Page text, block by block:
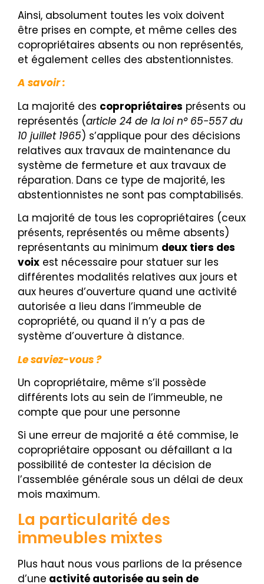
Ainsi, absolument toutes les voix doivent
être prises en compte, et même celles des
copropriétaires absents ou non représentés,
et également celles des abstentionnistes.
A savoir :
La majorité des copropriétaires présents ou
représentés (article 24 de la loi n° 65-557 du
10 juillet 1965) s’applique pour des décisions
relatives aux travaux de maintenance du
système de fermeture et aux travaux de
réparation. Dans ce type de majorité, les
abstentionnistes ne sont pas comptabilisés.
La majorité de tous les copropriétaires (ceux
présents, représentés ou même absents)
représentants au minimum deux tiers des
voix est nécessaire pour statuer sur les
différentes modalités relatives aux jours et
aux heures d’ouverture quand une activité
autorisée a lieu dans l’immeuble de
copropriété, ou quand il n’y a pas de
système d’ouverture à distance.
Le saviez-vous ?
Un copropriétaire, même s’il possède
différents lots au sein de l’immeuble, ne
compte que pour une personne
Si une erreur de majorité a été commise, le
copropriétaire opposant ou défaillant a la
possibilité de contester la décision de
l’assemblée générale sous un délai de deux
mois maximum.
La particularité des
immeubles mixtes
Plus haut nous vous parlions de la présence
d’une activité autorisée au sein de